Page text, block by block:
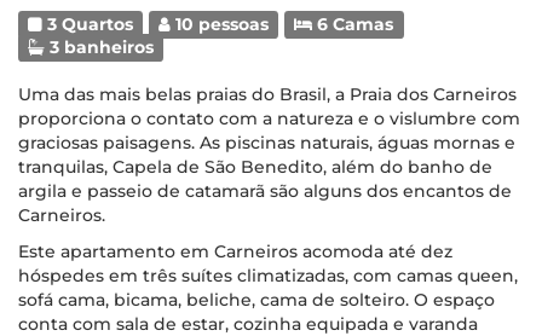
3 Quartos 10 pessoas
6 Camas
3 banheiros
Uma das mais belas praias do Brasil, a Praia dos Carneiros
proporciona o contato com a natureza e o vislumbre com
graciosas paisagens. As piscinas naturais, águas mornas e
tranquilas, Capela de São Benedito, além do banho de
argila e passeio de catamarã são alguns dos encantos de
Carneiros.
Este apartamento em Carneiros acomoda até dez
hóspedes em três suítes climatizadas, com camas queen,
sofá cama, bicama, beliche, cama de solteiro. O espaço
conta com sala de estar, cozinha equipada e varanda